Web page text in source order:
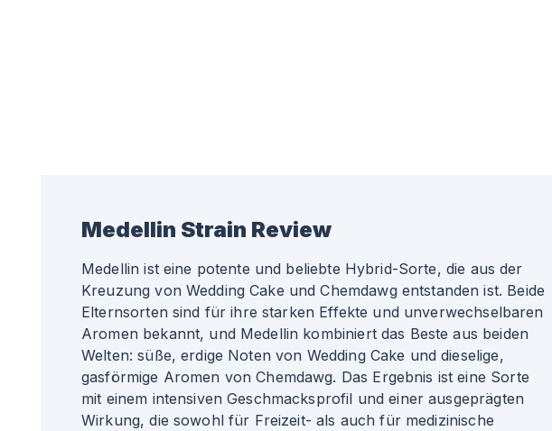
Medellin Strain Review
Medellin ist eine potente und beliebte Hybrid-Sorte, die aus der
Kreuzung von Wedding Cake und Chemdawg entstanden ist. Beide
Elternsorten sind für ihre starken Effekte und unverwechselbaren
Aromen bekannt, und Medellin kombiniert das Beste aus beiden
Welten: süße, erdige Noten von Wedding Cake und dieselige,
gasförmige Aromen von Chemdawg. Das Ergebnis ist eine Sorte
mit einem intensiven Geschmacksprofil und einer ausgeprägten
Wirkung, die sowohl für Freizeit- als auch für medizinische